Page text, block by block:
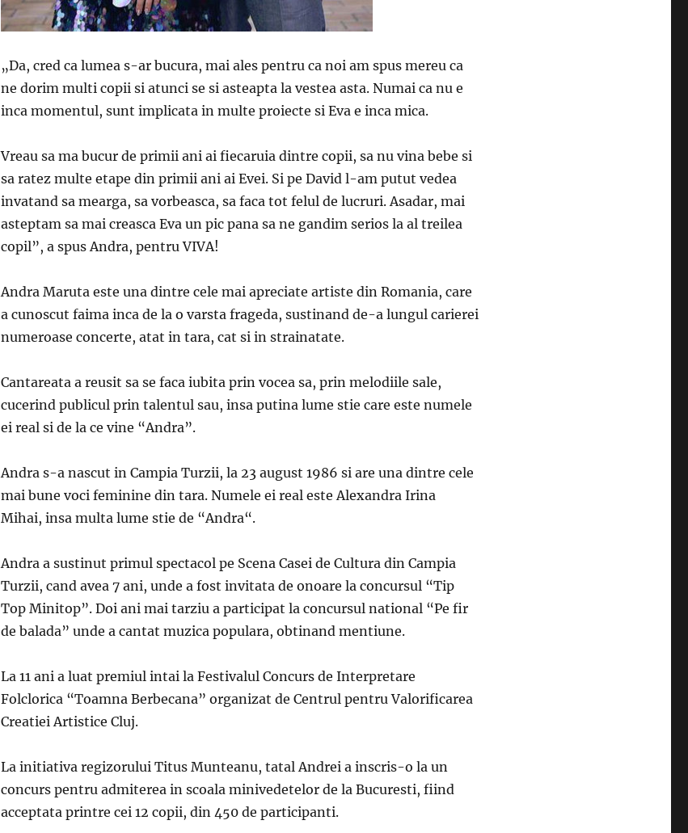
„Da, cred ca lumea s-ar bucura, mai ales pentru ca noi am spus mereu ca
ne dorim multi copii si atunci se si asteapta la vestea asta. Numai ca nu e
inca momentul, sunt implicata in multe proiecte si Eva e inca mica.
Vreau sa ma bucur de primii ani ai fiecaruia dintre copii, sa nu vina bebe si
sa ratez multe etape din primii ani ai Evei. Si pe David l-am putut vedea
invatand sa mearga, sa vorbeasca, sa faca tot felul de lucruri. Asadar, mai
asteptam sa mai creasca Eva un pic pana sa ne gandim serios la al treilea
copil”, a spus Andra, pentru VIVA!
Andra Maruta este una dintre cele mai apreciate artiste din Romania, care
a cunoscut faima inca de la o varsta frageda, sustinand de-a lungul carierei
numeroase concerte, atat in tara, cat si in strainatate.
Cantareata a reusit sa se faca iubita prin vocea sa, prin melodiile sale,
cucerind publicul prin talentul sau, insa putina lume stie care este numele
ei real si de la ce vine “Andra”.
Andra s-a nascut in Campia Turzii, la 23 august 1986 si are una dintre cele
mai bune voci feminine din tara. Numele ei real este Alexandra Irina
Mihai, insa multa lume stie de “Andra“.
Andra a sustinut primul spectacol pe Scena Casei de Cultura din Campia
Turzii, cand avea 7 ani, unde a fost invitata de onoare la concursul “Tip
Top Minitop”. Doi ani mai tarziu a participat la concursul national “Pe fir
de balada” unde a cantat muzica populara, obtinand mentiune.
La 11 ani a luat premiul intai la Festivalul Concurs de Interpretare
Folclorica “Toamna Berbecana” organizat de Centrul pentru Valorificarea
Creatiei Artistice Cluj.
La initiativa regizorului Titus Munteanu, tatal Andrei a inscris-o la un
concurs pentru admiterea in scoala minivedetelor de la Bucuresti, fiind
acceptata printre cei 12 copii, din 450 de participanti.